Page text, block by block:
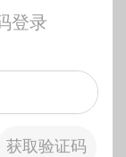
证打印入口将从6
考试网进行下载
进入考场。
登录
获取验证码